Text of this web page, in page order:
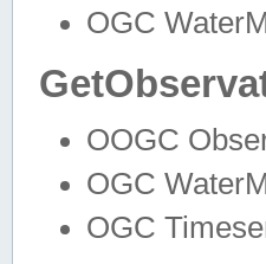
OGC
OOGC
OGC
OGC